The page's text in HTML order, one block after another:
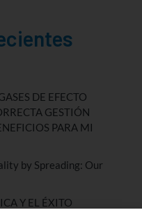
DE EFECTO
GESTIÓN
PARA MI
by Spreading: Our
Y EL ÉXITO